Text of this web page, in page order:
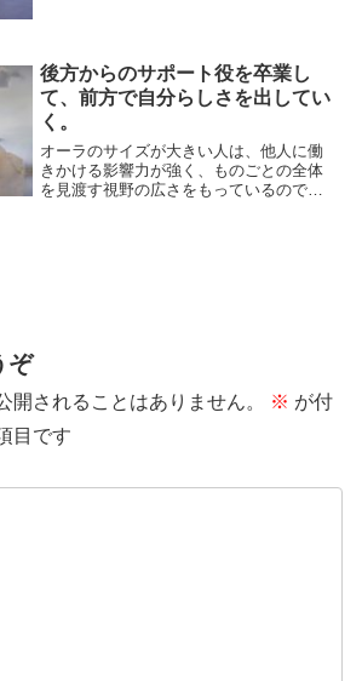
後方からのサポート役を卒業し
て、前方で自分らしさを出してい
く。
オーラのサイズが大きい人は、他人に働
きかける影響力が強く、ものごとの全体
を見渡す視野の広さをもっているので、
ぞ
開されることはありません。 ※ が付
目です